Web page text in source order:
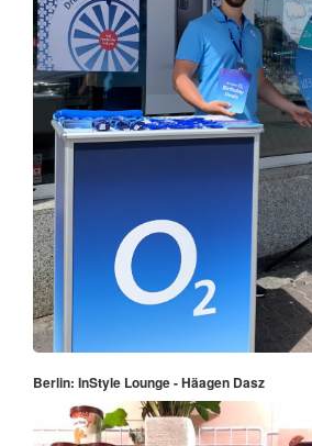
Berlin: InStyle Lounge - Häagen Dasz